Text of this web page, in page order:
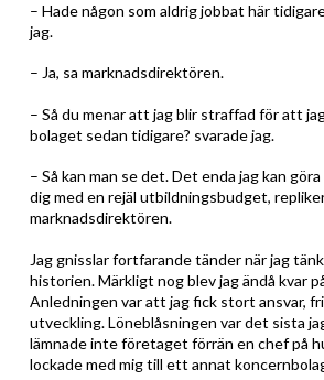
– Hade någon som aldrig jobbat här
jag.
– Ja, sa marknadsdirektören.
– Så du menar att jag blir straffad för att
bolaget sedan tidigare? svarade jag.
– Så kan man se det. Det enda jag kan
dig med en rejäl utbildningsbudget,
marknadsdirektören.
Jag gnisslar fortfarande tänder när jag
historien. Märkligt nog blev jag ändå kvar
Anledningen var att jag fick stort ansvar,
utveckling. Löneblåsningen var det sista
lämnade inte företaget förrän en chef på
lockade med mig till ett annat